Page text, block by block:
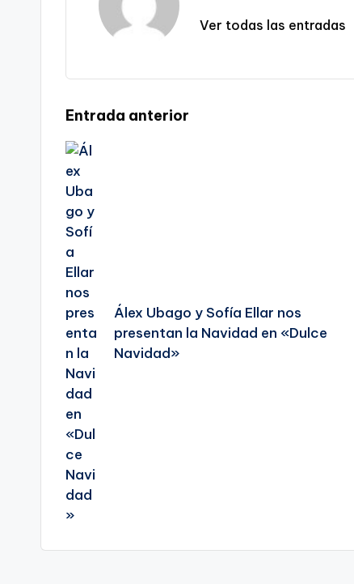
Ver todas las entradas
Navegación
de
entradas
Entrada anterior
Álex Ubago y Sofía Ellar nos
presentan la Navidad en «Dulce
Navidad»